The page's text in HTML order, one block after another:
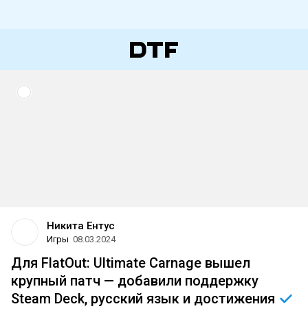
Никита Ентус
Игры 08.03.2024
Для FlatOut: Ultimate Carnage вышел
крупный патч — добавили поддержку
Steam Deck, русский язык и достижения